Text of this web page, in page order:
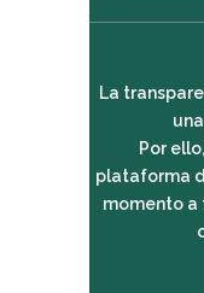
La
Por
plataforma
momento